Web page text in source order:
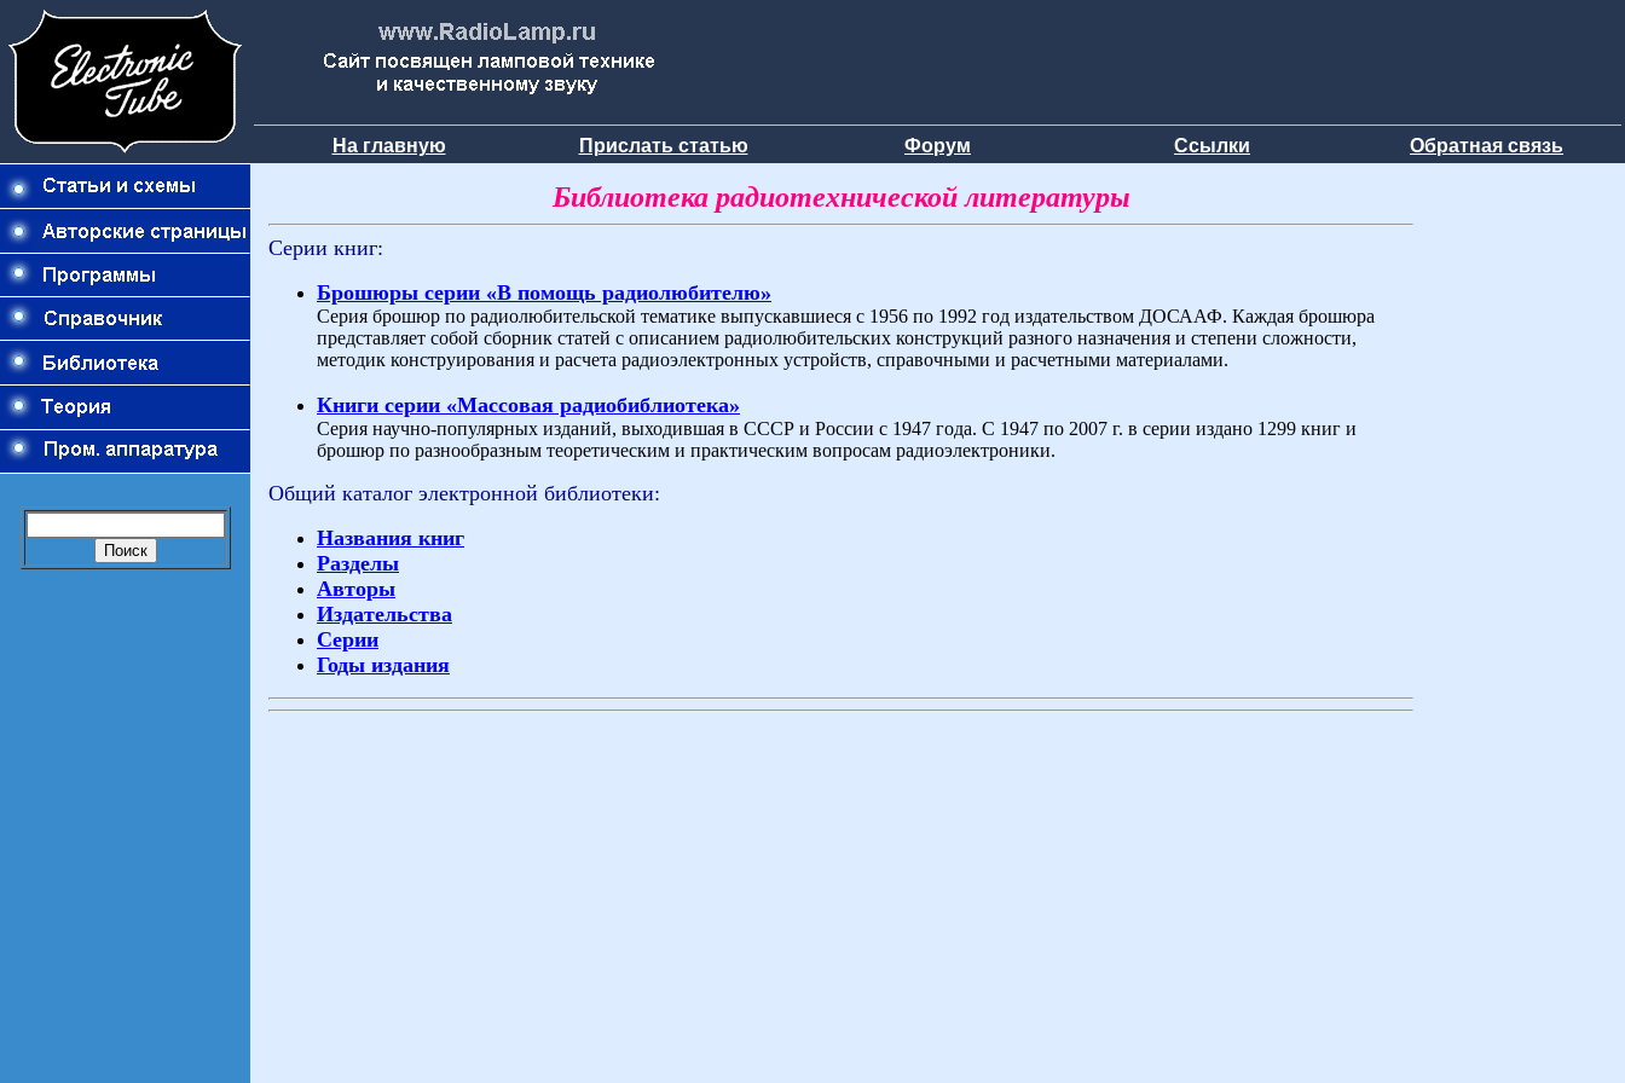
На главную Прислать статью Форум Ссылки Обратная связь
Библиотека радиотехнической литературы
Серии книг:
Брошюры серии «В помощь радиолюбителю»
Серия брошюр по радиолюбительской тематике выпускавшиеся с 1956 по 1992 год издательством ДОСААФ. Каждая брошюра
представляет собой сборник статей с описанием радиолюбительских конструкций разного назначения и степени сложности,
методик конструирования и расчета радиоэлектронных устройств, справочными и расчетными материалами.
Книги серии «Массовая радиобиблиотека»
Серия научно-популярных изданий, выходившая в СССР и России с 1947 года. С 1947 по 2007 г. в серии издано 1299 книг и
брошюр по разнообразным теоретическим и практическим вопросам радиоэлектроники.
Общий каталог электронной библиотеки:
Названия книг
Разделы
Авторы
Издательства
Серии
Годы издания